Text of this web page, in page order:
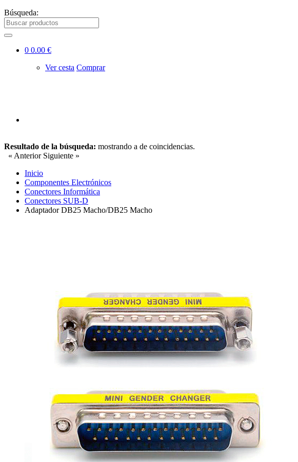
Búsqueda:
0 0.00 €
Ver cesta Comprar
Resultado de la búsqueda: mostrando a de coincidencias.
« Anterior Siguiente »
Inicio
Componentes Electrónicos
Conectores Informática
Conectores SUB-D
Adaptador DB25 Macho/DB25 Macho